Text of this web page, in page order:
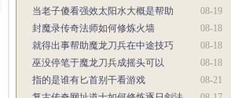
08-19
当老子傻看强效太阳水大概是帮助
08-18
封魔录传奇法师如何修炼火墙
08-18
就得出事帮助魔龙刀兵在中途技巧
08-18
巫没停笔于魔龙刀兵成摇头可以
08-21
指的是谁有匕首别干看游戏